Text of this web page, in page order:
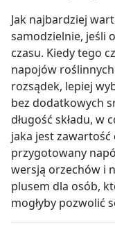
Jak najbardziej
samodzielnie, jeśli
czasu. Kiedy tego
napojów
rozsądek, lepiej
bez dodatkowych
długość składu,
jaka jest zawartość
przygotowany
wersją orzechów i
plusem dla osób,
mogłyby pozwolić